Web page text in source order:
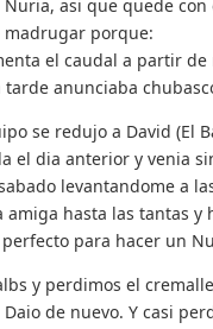
asi que quede
madrugar porque:
el caudal a partir de
tarde anunciaba
se redujo a David (El
el dia anterior y venia
levantandome a
amiga hasta las tantas y
para hacer un
y perdimos el
de nuevo. Y casi